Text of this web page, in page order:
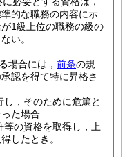
的な職務の内容に示
1級上位の職務の級の
い。
場合には， 前条の規
認を得て特に昇格さ
，そのために危篤と
た場合
の資格を取得し，上
したとき。